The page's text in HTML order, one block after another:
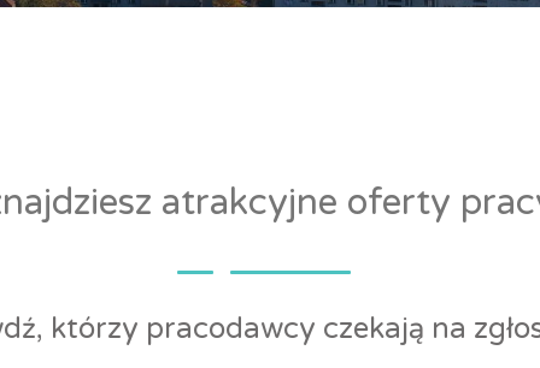
atrakcyjne oferty
którzy pracodawcy czekają na